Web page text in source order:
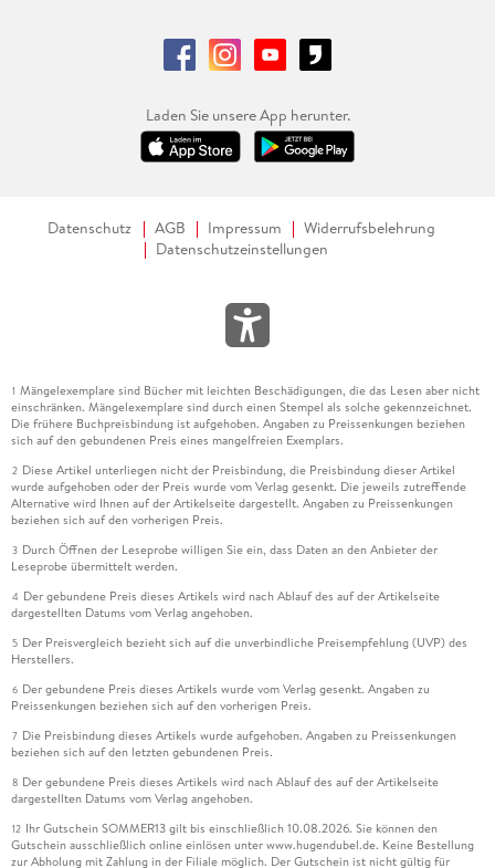
Laden Sie unsere App herunter.
Datenschutz AGB Impressum
Widerrufsbelehrung
Datenschutzeinstellungen
1 Mängelexemplare sind Bücher mit leichten Beschädigungen, die das Lesen aber nicht
einschränken. Mängelexemplare sind durch einen Stempel als solche gekennzeichnet.
Die frühere Buchpreisbindung ist aufgehoben. Angaben zu Preissenkungen beziehen
sich auf den gebundenen Preis eines mangelfreien Exemplars.
2 Diese Artikel unterliegen nicht der Preisbindung, die Preisbindung dieser Artikel
wurde aufgehoben oder der Preis wurde vom Verlag gesenkt. Die jeweils zutreffende
Alternative wird Ihnen auf der Artikelseite dargestellt. Angaben zu Preissenkungen
beziehen sich auf den vorherigen Preis.
3 Durch Öffnen der Leseprobe willigen Sie ein, dass Daten an den Anbieter der
Leseprobe übermittelt werden.
4 Der gebundene Preis dieses Artikels wird nach Ablauf des auf der Artikelseite
dargestellten Datums vom Verlag angehoben.
5 Der Preisvergleich bezieht sich auf die unverbindliche Preisempfehlung (UVP) des
Herstellers.
6 Der gebundene Preis dieses Artikels wurde vom Verlag gesenkt. Angaben zu
Preissenkungen beziehen sich auf den vorherigen Preis.
7 Die Preisbindung dieses Artikels wurde aufgehoben. Angaben zu Preissenkungen
beziehen sich auf den letzten gebundenen Preis.
8 Der gebundene Preis dieses Artikels wird nach Ablauf des auf der Artikelseite
dargestellten Datums vom Verlag angehoben.
12 Ihr Gutschein SOMMER13 gilt bis einschließlich 10.08.2026. Sie können den
Gutschein ausschließlich online einlösen unter www.hugendubel.de. Keine Bestellung
zur Abholung mit Zahlung in der Filiale möglich. Der Gutschein ist nicht gültig für